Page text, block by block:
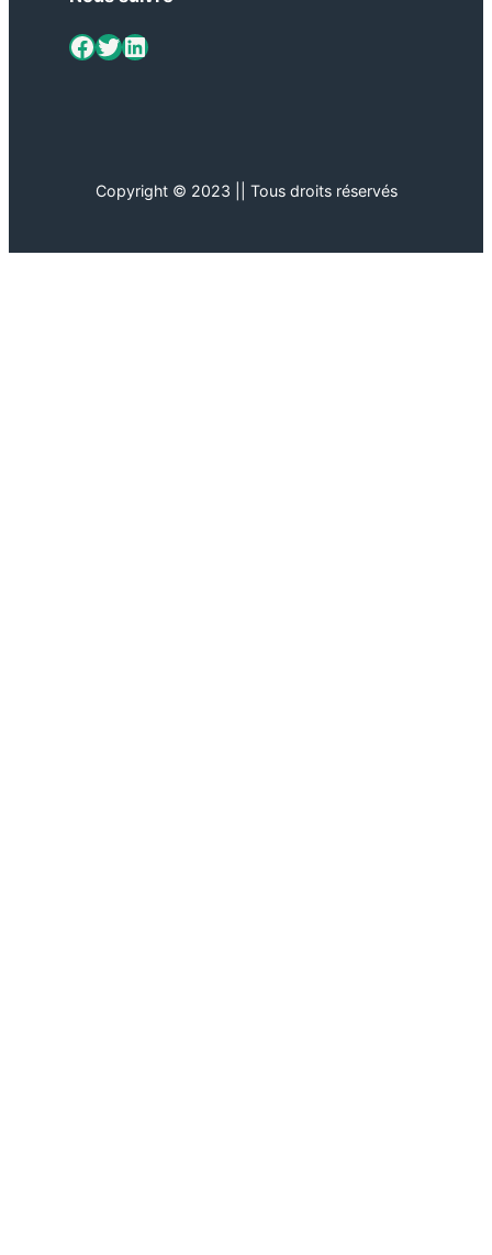
ViaMétiers sur Facebook Twitter LinkedIn
Copyright © 2023 || Tous droits réservés